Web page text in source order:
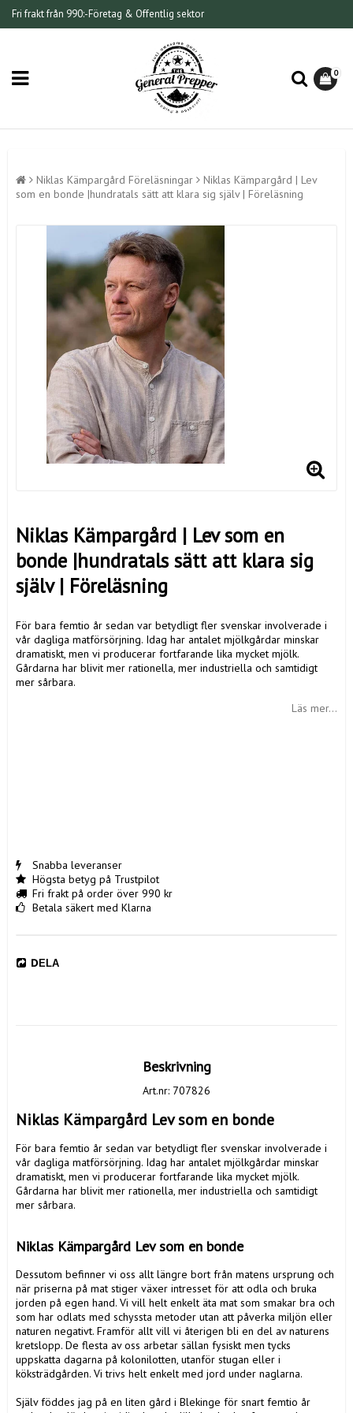
Fri frakt från 990:-Företag & Offentlig sektor
0
Niklas Kämpargård Föreläsningar
Niklas Kämpargård | Lev
som en bonde |hundratals sätt att klara sig själv | Föreläsning
Niklas Kämpargård | Lev som en
bonde |hundratals sätt att klara sig
själv | Föreläsning
För bara femtio år sedan var betydligt fler svenskar involverade i
vår dagliga matförsörjning. Idag har antalet mjölkgårdar minskar
dramatiskt, men vi producerar fortfarande lika mycket mjölk.
Gårdarna har blivit mer rationella, mer industriella och samtidigt
mer sårbara.
Läs mer...
Snabba leveranser
Högsta betyg på Trustpilot
Fri frakt på order över 990 kr
Betala säkert med Klarna
DELA
Beskrivning
Art.nr: 707826
Niklas Kämpargård Lev som en bonde
För bara femtio år sedan var betydligt fler svenskar involverade i
vår dagliga matförsörjning. Idag har antalet mjölkgårdar minskar
dramatiskt, men vi producerar fortfarande lika mycket mjölk.
Gårdarna har blivit mer rationella, mer industriella och samtidigt
mer sårbara.
Niklas Kämpargård Lev som en bonde
Dessutom befinner vi oss allt längre bort från matens ursprung och
när priserna på mat stiger växer intresset för att odla och bruka
jorden på egen hand. Vi vill helt enkelt äta mat som smakar bra och
som har odlats med schyssta metoder utan att påverka miljön eller
naturen negativt. Framför allt vill vi återigen bli en del av naturens
kretslopp. De flesta av oss arbetar sällan fysiskt men tycks
uppskatta dagarna på kolonilotten, utanför stugan eller i
köksträdgården. Vi trivs helt enkelt med jord under naglarna.
Själv föddes jag på en liten gård i Blekinge för snart femtio år